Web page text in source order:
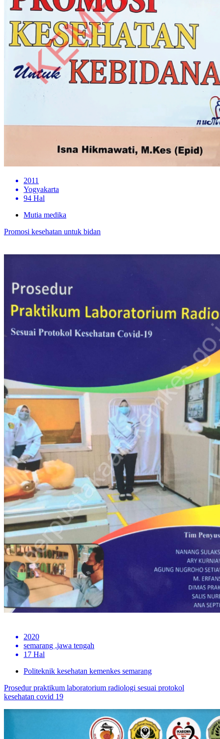
2011
Yogyakarta
94 Hal
Mutia medika
Promosi kesehatan untuk bidan
2020
semarang ,jawa tengah
17 Hal
Politeknik kesehatan kemenkes semarang
Prosedur praktikum laboratorium radiologi sesuai protokol
kesehatan covid 19